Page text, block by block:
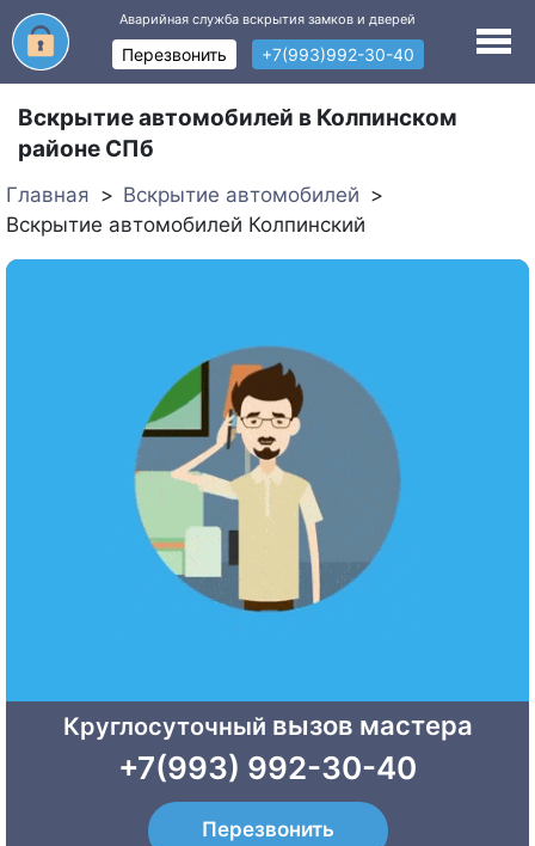
Аварийная служба вскрытия замков и дверей
Перезвонить +7(993)992-30-40
Вскрытие автомобилей в Колпинском
районе СПб
Главная
Вскрытие автомобилей
Вскрытие автомобилей Колпинский
Круглосуточный вызов мастера
+7(993) 992-30-40
Перезвонить